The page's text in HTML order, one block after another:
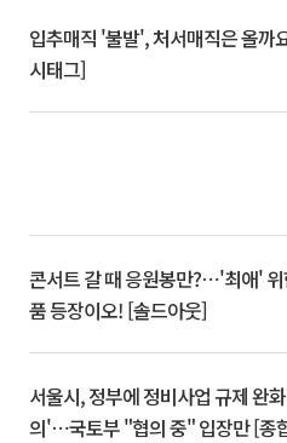
입추매직 '불발', 처서매직은 올까
시태그]
콘서트 갈 때 응원봉만?⋯'최애'
품 등장이오! [솔드아웃]
서울시, 정부에 정비사업 규제 완
의'⋯국토부 "협의 중" 입장만 [종